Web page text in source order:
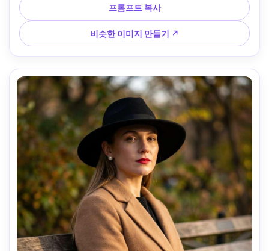
Mark II, 85mm f/1.4, 얕은 깊이 보케, 타이트한 인물 크롭, 솔
직한 다큐멘터리 느낌, 사실적인 피부 디테일, 자연스러운 대
비, 고해상도, 눈과 치아에 대한 선명한 초점, 미묘한 필름 색상
등급 --ar 4:5
프롬프트 복사
비슷한 이미지 만들기 ↗